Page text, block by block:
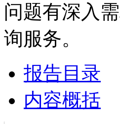
问题有深入
询服务。
报告目录
内容概括